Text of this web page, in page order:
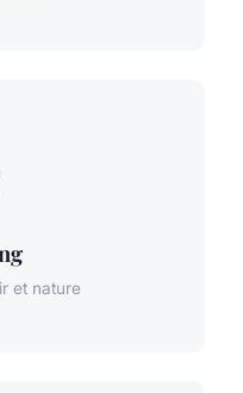
et nature